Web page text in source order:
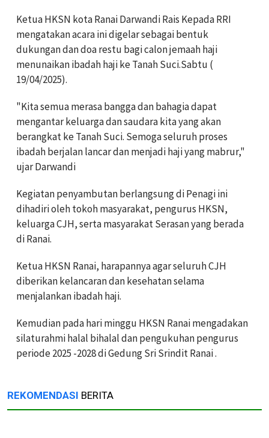
Ketua HKSN kota Ranai Darwandi Rais Kepada RRI
mengatakan acara ini digelar sebagai bentuk
dukungan dan doa restu bagi calon jemaah haji
menunaikan ibadah haji ke Tanah Suci.Sabtu (
19/04/2025).
"Kita semua merasa bangga dan bahagia dapat
mengantar keluarga dan saudara kita yang akan
berangkat ke Tanah Suci. Semoga seluruh proses
ibadah berjalan lancar dan menjadi haji yang mabrur,"
ujar Darwandi
Kegiatan penyambutan berlangsung di Penagi ini
dihadiri oleh tokoh masyarakat, pengurus HKSN,
keluarga CJH, serta masyarakat Serasan yang berada
di Ranai.
Ketua HKSN Ranai, harapannya agar seluruh CJH
diberikan kelancaran dan kesehatan selama
menjalankan ibadah haji.
Kemudian pada hari minggu HKSN Ranai mengadakan
silaturahmi halal bihalal dan pengukuhan pengurus
periode 2025 -2028 di Gedung Sri Srindit Ranai .
REKOMENDASI BERITA